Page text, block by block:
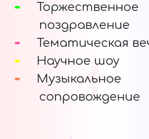
Торжественное
поздравление
Тематическая
Научное шоу
Музыкальное
сопровождение